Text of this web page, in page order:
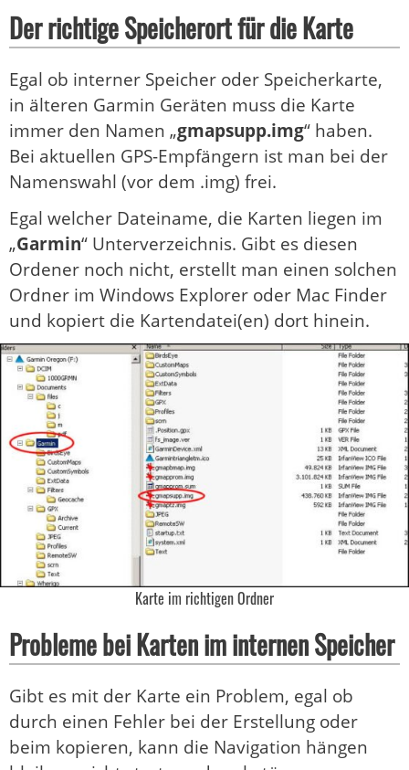
Der richtige Speicherort für die Karte
Egal ob interner Speicher oder Speicherkarte,
in älteren Garmin Geräten muss die Karte
immer den Namen „gmapsupp.img“ haben.
Bei aktuellen GPS-Empfängern ist man bei der
Namenswahl (vor dem .img) frei.
Egal welcher Dateiname, die Karten liegen im
„Garmin“ Unterverzeichnis. Gibt es diesen
Ordener noch nicht, erstellt man einen solchen
Ordner im Windows Explorer oder Mac Finder
und kopiert die Kartendatei(en) dort hinein.
Karte im richtigen Ordner
Probleme bei Karten im internen Speicher
Gibt es mit der Karte ein Problem, egal ob
durch einen Fehler bei der Erstellung oder
beim kopieren, kann die Navigation hängen